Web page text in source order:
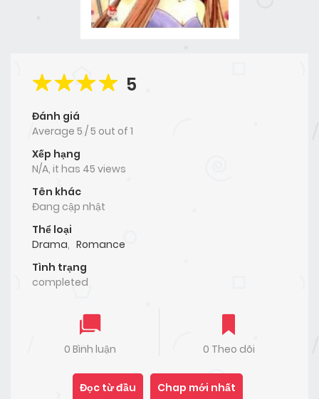
5
Đánh giá
Average 5 /5 out of 1
Xếp hạng
N/A, it has 45 views
Tên khác
Đang cập nhật
Thể loại
Drama, Romance
Tình trạng
completed
0 Bình luận 0 Theo dõi
Đọc từ đầu Chap mới nhất